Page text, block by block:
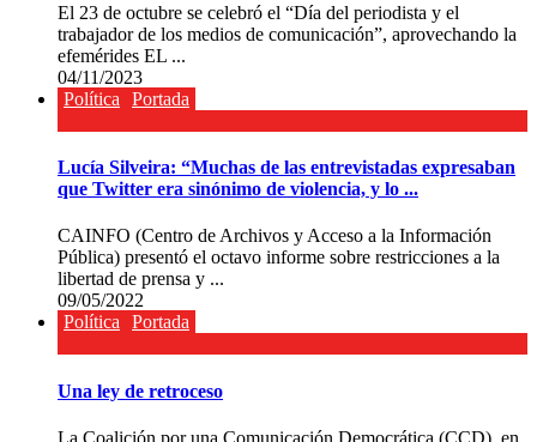
El 23 de octubre se celebró el “Día del periodista y el
trabajador de los medios de comunicación”, aprovechando la
efemérides EL ...
04/11/2023
Política
Portada
Lucía Silveira: “Muchas de las entrevistadas expresaban
que Twitter era sinónimo de violencia, y lo ...
CAINFO (Centro de Archivos y Acceso a la Información
Pública) presentó el octavo informe sobre restricciones a la
libertad de prensa y ...
09/05/2022
Política Portada
Una ley de retroceso
La Coalición por una Comunicación Democrática (CCD), en